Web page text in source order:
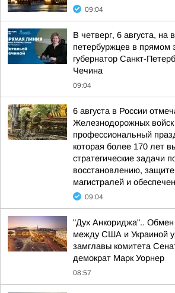
09:04
В четверг, 6 августа, на
петербуржцев в прямом
губернатор Санкт-
Чечина
09:04
6 августа в России
Железнодорожных
профессиональный
которая более 170 лет
стратегические задачи
восстановлению,
магистралей и
09:04
"Дух Анкориджа"..
между США и Украиной
замглавы комитета
демократ Марк Уорнер
08:57